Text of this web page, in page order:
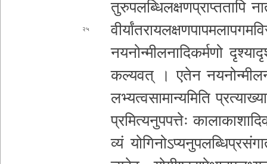
तु­रु­प­ल­ब्धि­ल­क्ष­ण­प्रा­प्त
२५
तापि
न­य­नो­न्मी­ल­ना­दि­क­र्म­णो
क­ल्य­व­त् । एतेन
ल­भ्य­त्व­सा­मा­न्य­मि­ति
प्र­मि­त्य­नु­प­प­त्तेः
व्यं योगिनो